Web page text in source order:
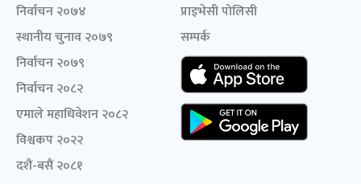
निर्वाचन २०७४
स्थानीय चुनाव २०७९
निर्वाचन २०७९
निर्वाचन २०८२
एमाले महाधिवेशन २०८२
विश्वकप २०२२
दशैं-बसैं २०८१
प्राइभेसी पोलिसी
सम्पर्क